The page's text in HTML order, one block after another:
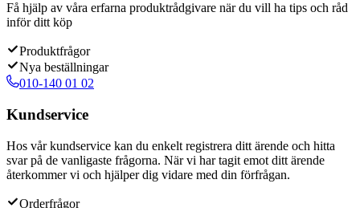
Få hjälp av våra erfarna produktrådgivare när du vill ha tips och råd
inför ditt köp
Produktfrågor
Nya beställningar
010-140 01 02
Kundservice
Hos vår kundservice kan du enkelt registrera ditt ärende och hitta
svar på de vanligaste frågorna. När vi har tagit emot ditt ärende
återkommer vi och hjälper dig vidare med din förfrågan.
Orderfrågor